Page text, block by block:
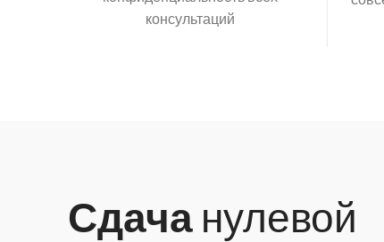
консультаций
Сдача нулевой